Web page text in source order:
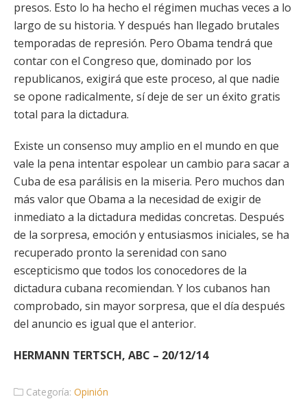
presos. Esto lo ha hecho el régimen muchas veces a lo
largo de su historia. Y después han llegado brutales
temporadas de represión. Pero Obama tendrá que
contar con el Congreso que, dominado por los
republicanos, exigirá que este proceso, al que nadie
se opone radicalmente, sí deje de ser un éxito gratis
total para la dictadura.
Existe un consenso muy amplio en el mundo en que
vale la pena intentar espolear un cambio para sacar a
Cuba de esa parálisis en la miseria. Pero muchos dan
más valor que Obama a la necesidad de exigir de
inmediato a la dictadura medidas concretas. Después
de la sorpresa, emoción y entusiasmos iniciales, se ha
recuperado pronto la serenidad con sano
escepticismo que todos los conocedores de la
dictadura cubana recomiendan. Y los cubanos han
comprobado, sin mayor sorpresa, que el día después
del anuncio es igual que el anterior.
HERMANN TERTSCH, ABC – 20/12/14
Categoría: Opinión